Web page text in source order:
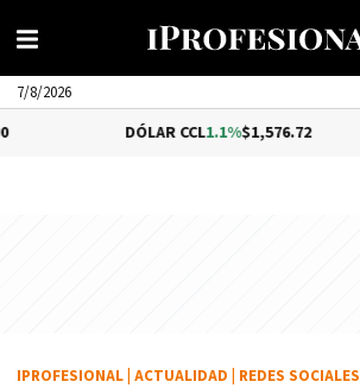
7/8/2026
1.1%$1,576.72
IPROFESIONAL ACTUALIDAD REDES SOCIALES